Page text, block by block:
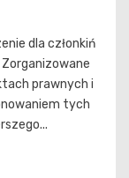
dla członkiń
Zorganizowane
prawnych i
tych